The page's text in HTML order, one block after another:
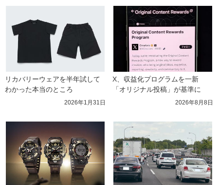
リカバリーウェアを半年試して
わかった本当のところ
2026年1月31日
X、収益化プログラムを一新
「オリジナル投稿」が基準に
2026年8月8日